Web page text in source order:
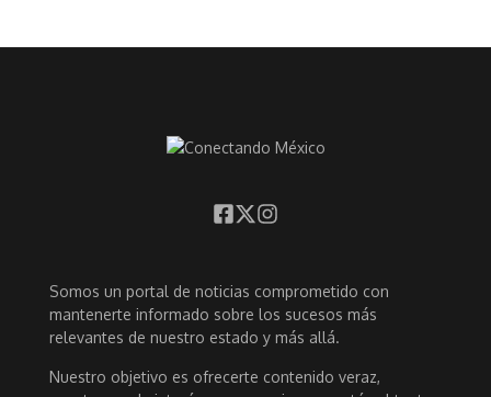
Somos un portal de noticias comprometido con
mantenerte informado sobre los sucesos más
relevantes de nuestro estado y más allá.
Nuestro objetivo es ofrecerte contenido veraz,